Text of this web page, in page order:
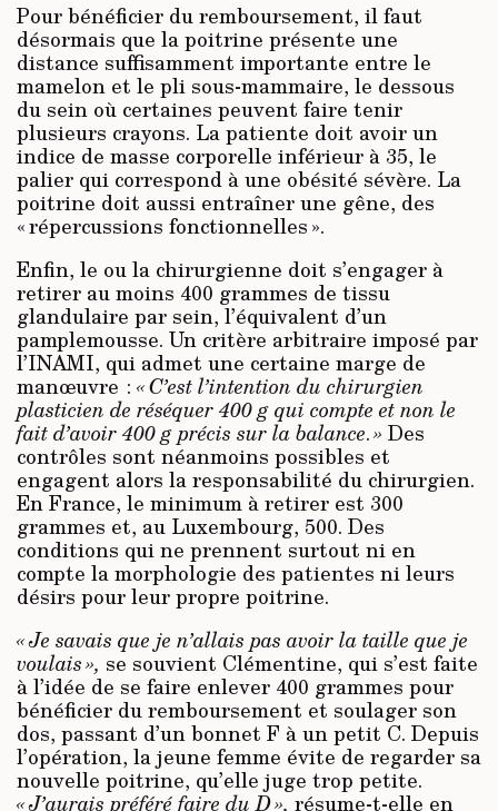
Pour bénéficier du remboursement, il faut
désormais que la poitrine présente une
distance suffisamment importante entre le
mamelon et le pli sous-mammaire, le dessous
du sein où certaines peuvent faire tenir
plusieurs crayons. La patiente doit avoir un
indice de masse corporelle inférieur à 35, le
palier qui correspond à une obésité sévère. La
poitrine doit aussi entraîner une gêne, des
« répercussions fonctionnelles ».
Enfin, le ou la chirurgienne doit s’engager à
retirer au moins 400 grammes de tissu
glandulaire par sein, l’équivalent d’un
pamplemousse. Un critère arbitraire imposé par
l’INAMI, qui admet une certaine marge de
manœuvre : « C’est l’intention du chirurgien
plasticien de réséquer 400 g qui compte et non le
fait d’avoir 400 g précis sur la balance.» Des
contrôles sont néanmoins possibles et
engagent alors la responsabilité du chirurgien.
En France, le minimum à retirer est 300
grammes et, au Luxembourg, 500. Des
conditions qui ne prennent surtout ni en
compte la morphologie des patientes ni leurs
désirs pour leur propre poitrine.
« Je savais que je n’allais pas avoir la taille que je
voulais », se souvient Clémentine, qui s’est faite
à l’idée de se faire enlever 400 grammes pour
bénéficier du remboursement et soulager son
dos, passant d’un bonnet F à un petit C. Depuis
l’opération, la jeune femme évite de regarder sa
nouvelle poitrine, qu’elle juge trop petite.
« J’aurais préféré faire du D », résume-t-elle en